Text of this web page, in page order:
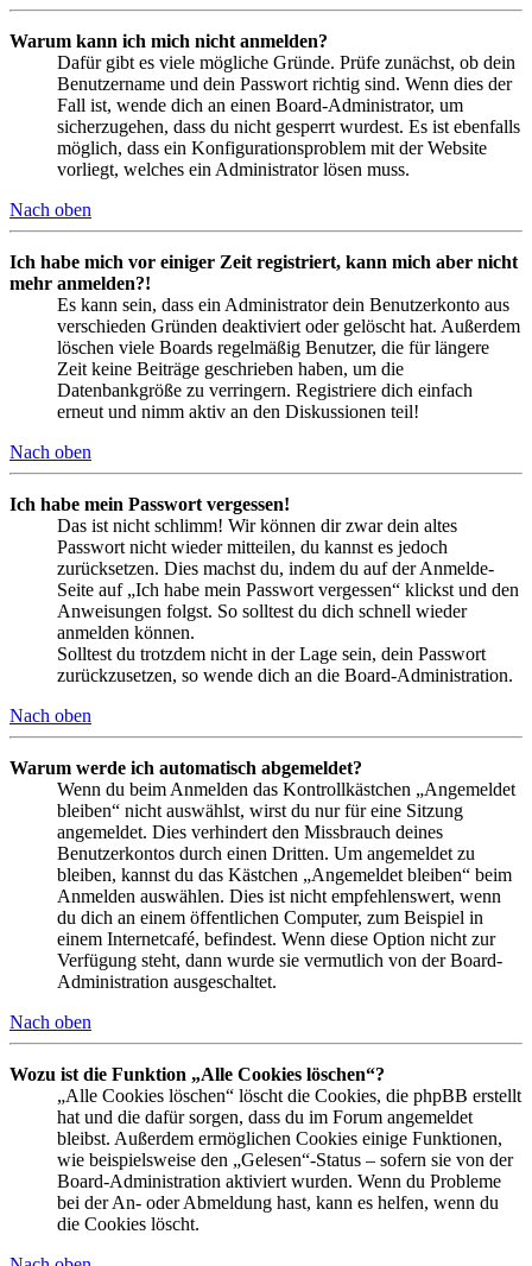
Warum kann ich mich nicht anmelden?
Dafür gibt es viele mögliche Gründe. Prüfe zunächst, ob dein
Benutzername und dein Passwort richtig sind. Wenn dies der
Fall ist, wende dich an einen Board-Administrator, um
sicherzugehen, dass du nicht gesperrt wurdest. Es ist ebenfalls
möglich, dass ein Konfigurationsproblem mit der Website
vorliegt, welches ein Administrator lösen muss.
Nach oben
Ich habe mich vor einiger Zeit registriert, kann mich aber nicht
mehr anmelden?!
Es kann sein, dass ein Administrator dein Benutzerkonto aus
verschieden Gründen deaktiviert oder gelöscht hat. Außerdem
löschen viele Boards regelmäßig Benutzer, die für längere
Zeit keine Beiträge geschrieben haben, um die
Datenbankgröße zu verringern. Registriere dich einfach
erneut und nimm aktiv an den Diskussionen teil!
Nach oben
Ich habe mein Passwort vergessen!
Das ist nicht schlimm! Wir können dir zwar dein altes
Passwort nicht wieder mitteilen, du kannst es jedoch
zurücksetzen. Dies machst du, indem du auf der Anmelde-
Seite auf „Ich habe mein Passwort vergessen“ klickst und den
Anweisungen folgst. So solltest du dich schnell wieder
anmelden können.
Solltest du trotzdem nicht in der Lage sein, dein Passwort
zurückzusetzen, so wende dich an die Board-Administration.
Nach oben
Warum werde ich automatisch abgemeldet?
Wenn du beim Anmelden das Kontrollkästchen „Angemeldet
bleiben“ nicht auswählst, wirst du nur für eine Sitzung
angemeldet. Dies verhindert den Missbrauch deines
Benutzerkontos durch einen Dritten. Um angemeldet zu
bleiben, kannst du das Kästchen „Angemeldet bleiben“ beim
Anmelden auswählen. Dies ist nicht empfehlenswert, wenn
du dich an einem öffentlichen Computer, zum Beispiel in
einem Internetcafé, befindest. Wenn diese Option nicht zur
Verfügung steht, dann wurde sie vermutlich von der Board-
Administration ausgeschaltet.
Nach oben
Wozu ist die Funktion „Alle Cookies löschen“?
„Alle Cookies löschen“ löscht die Cookies, die phpBB erstellt
hat und die dafür sorgen, dass du im Forum angemeldet
bleibst. Außerdem ermöglichen Cookies einige Funktionen,
wie beispielsweise den „Gelesen“-Status – sofern sie von der
Board-Administration aktiviert wurden. Wenn du Probleme
bei der An- oder Abmeldung hast, kann es helfen, wenn du
die Cookies löscht.